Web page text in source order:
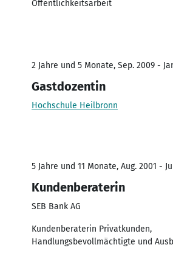
Öffentlichkeitsarbeit
2 Jahre und 5 Monate, Sep. 2009 -
Gastdozentin
Hochschule Heilbronn
5 Jahre und 11 Monate, Aug. 2001 -
Kundenberaterin
SEB Bank AG
Kundenberaterin Privatkunden,
Handlungsbevollmächtigte und